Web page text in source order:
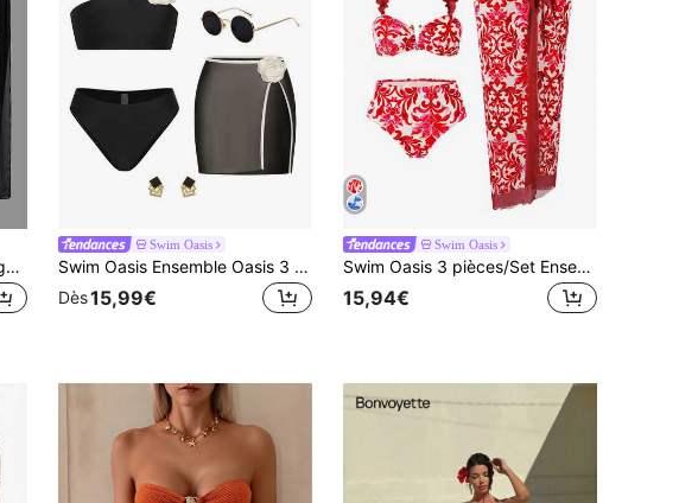
Swim Oasis Ensemble de plage multipieces pour femmes, mode mignonne pour resort, bord de mer, fête de yacht, rue, sexy. Tissu texturé, accessoires en métal. Ensemble 2 pièces avec maillot de bain une pièce bandeau décolleté et jupe longue maxi en métal
Swim Oasis
Swim Oasis Ensemble Oasis 3 pièces : Tenue noire, cache-maillot élégant blanc à décoration de fleurs 3D en maille transparente, adapté pour le port en été
Dès15,99€
Swim Oasis
Swim Oasis 3 pièces/Set Ensemble de bikini et tenue de plage pour femmes avec décor métallique, col en V et imprimé floral bleu et blanc, pour les vacances d'été
15,94€